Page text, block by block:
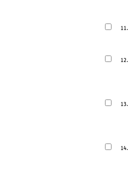
11.
12.
13.
14.